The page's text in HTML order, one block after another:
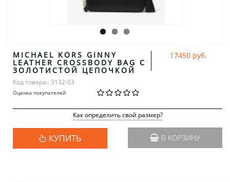
MICHAEL KORS GINNY
LEATHER CROSSBODY BAG С
ЗОЛОТИСТОЙ ЦЕПОЧКОЙ
Код товара:: 3132-03
Оценка покупателей
17450 руб.
Как определить свой размер?
КУПИТЬ В КОРЗИНУ